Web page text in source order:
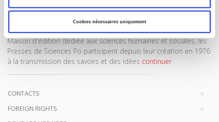
Cookies nécessaires uniquement
Maison d'édition dédiée aux sciences humaines et sociales, les
Presses de Sciences Po participent depuis leur création en 1976
à la transmission des savoirs et des idées continuer
CONTACTS
FOREIGN RIGHTS